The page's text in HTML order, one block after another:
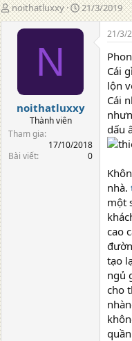
T
á
noithatluxxy
N
g
à
g
21/3/2019
N
noithatluxxy
Thành viên
Tham gia
17/10/2018
Bài viết
0
21/3/
Cái
lộn
Cái
dấu
nhà.
một
cao
tạo
ngủ
cho